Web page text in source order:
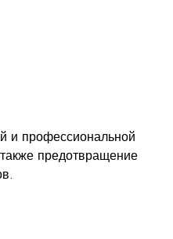
предотвращение